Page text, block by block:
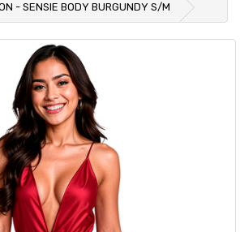
- SENSIE BODY BURGUNDY S/M